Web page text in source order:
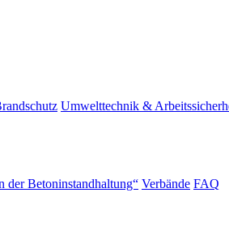
Umwelttechnik &
der Betoninstandhaltung“ Verbände FAQ